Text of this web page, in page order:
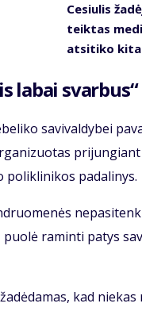
Cesiulis
teiktas
atsitiko
labai svarbus“
savivaldybei
poliklinikos padalinys.
raminti patys
kad niekas